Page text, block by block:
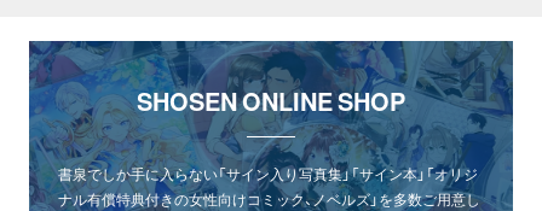
SHOSEN ONLINE SHOP
書泉でしか手に入らない「サイン入り写真集」「サイン本」「オリジ
ナル有償特典付きの女性向けコミック、ノベルズ」を多数ご用意し